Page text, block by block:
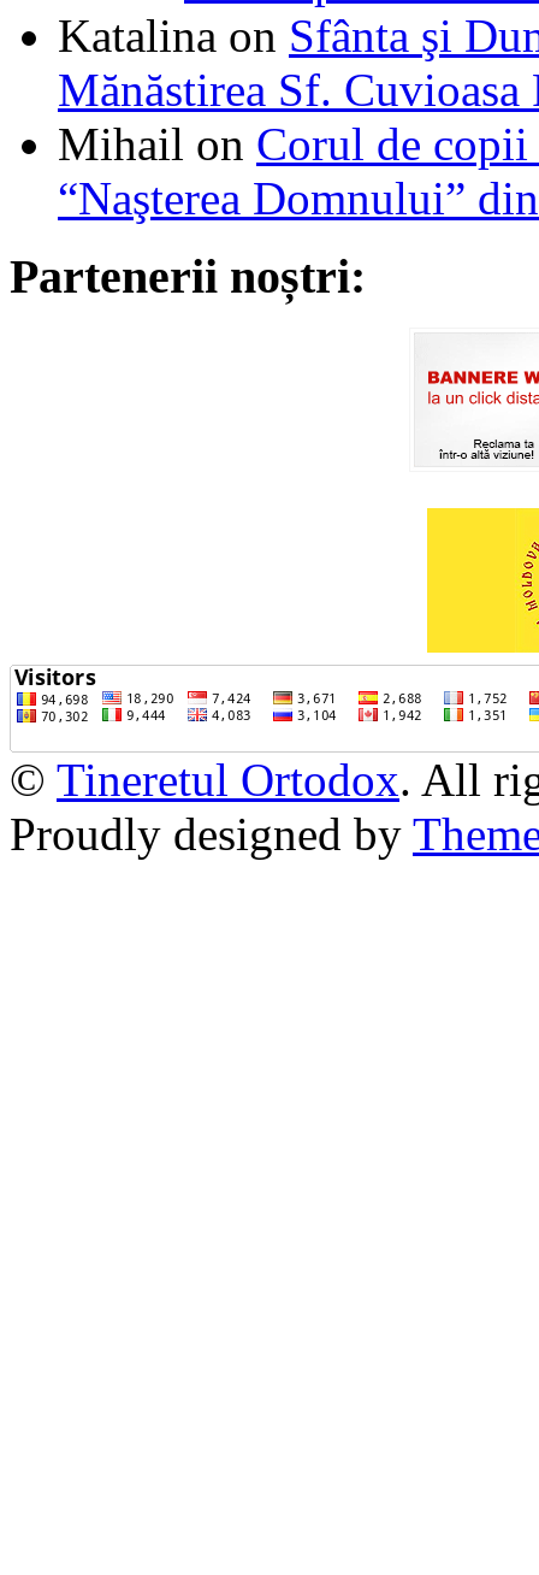
Katalina on Sfânta şi
Mănăstirea Sf. Cuvioasa
Mihail on Corul de
“Naşterea Domnului”
Partenerii noștri:
© Tineretul Ortodox. All
Proudly designed by